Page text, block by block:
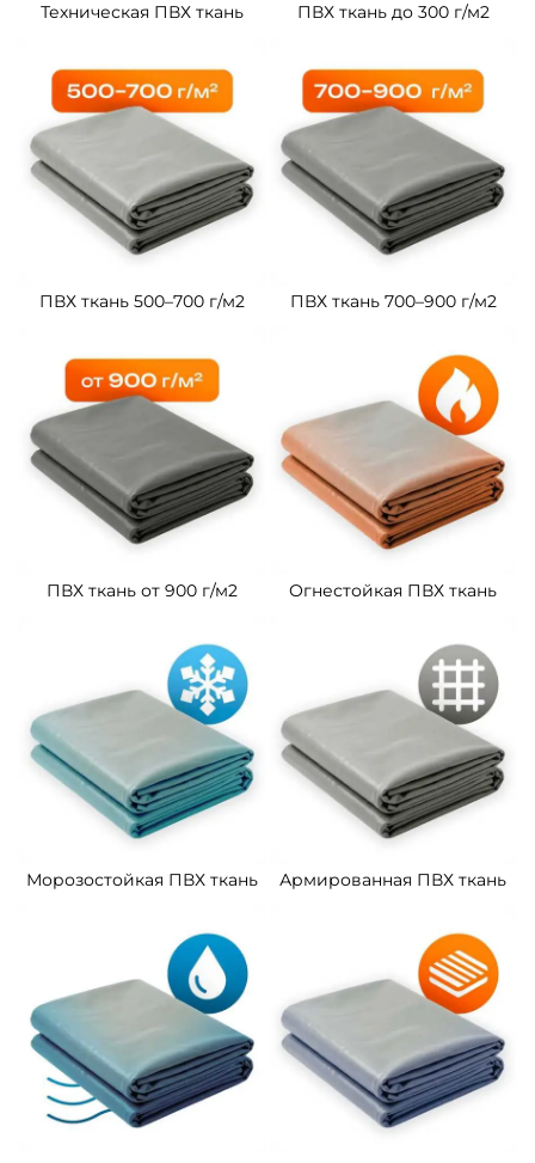
Техническая ПВХ ткань ПВХ ткань до 300 г/м2
ПВХ ткань 500–700 г/м2 ПВХ ткань 700–900 г/м2
ПВХ ткань от 900 г/м2 Огнестойкая ПВХ ткань
Морозостойкая ПВХ ткань Армированная ПВХ ткань